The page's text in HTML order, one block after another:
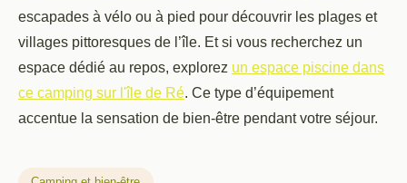
escapades à vélo ou à pied pour découvrir les plages et
villages pittoresques de l’île. Et si vous recherchez un
espace dédié au repos, explorez un espace piscine dans
ce camping sur l'île de Ré. Ce type d’équipement
accentue la sensation de bien-être pendant votre séjour.